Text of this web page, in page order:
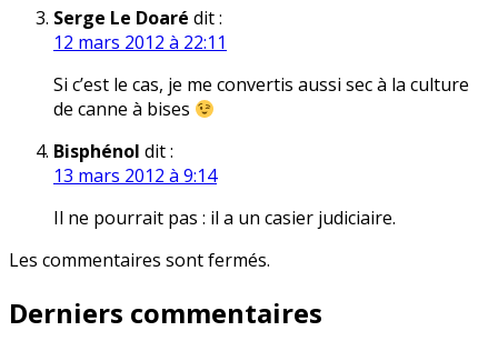
Serge Le Doaré dit :
12 mars 2012 à 22:11
Si c’est le cas, je me convertis aussi sec à la culture
de canne à bises
Bisphénol dit :
13 mars 2012 à 9:14
Il ne pourrait pas : il a un casier judiciaire.
Les commentaires sont fermés.
Derniers commentaires